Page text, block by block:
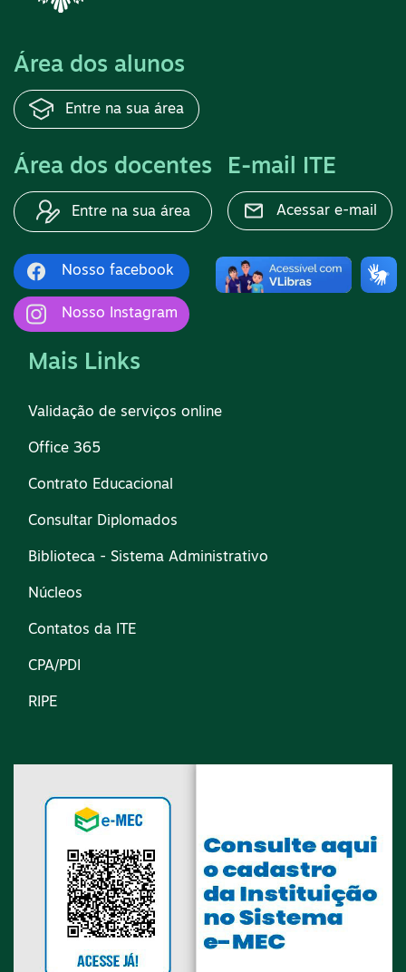
Área dos alunos
Entre na sua área
Área dos docentes
Entre na sua área
E-mail ITE
Acessar e-mail
Nosso facebook
Nosso Instagram
Mais Links
Validação de serviços online
Office 365
Contrato Educacional
Consultar Diplomados
Biblioteca - Sistema Administrativo
Núcleos
Contatos da ITE
CPA/PDI
RIPE